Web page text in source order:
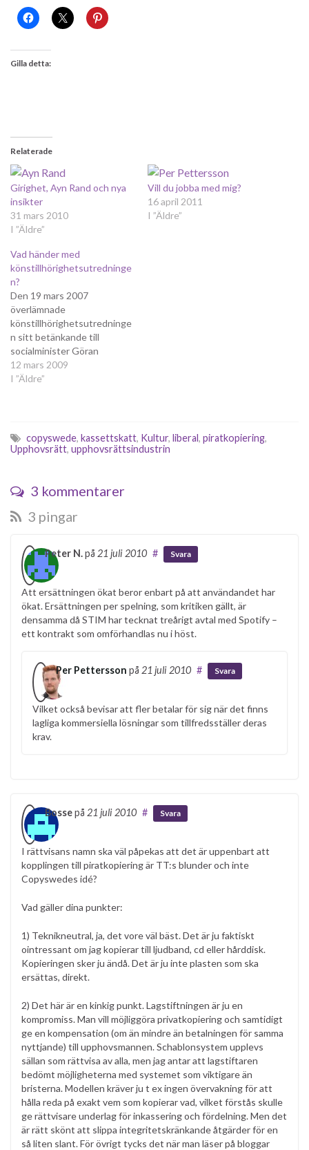
Gilla detta:
Relaterade
Girighet, Ayn Rand och nya
insikter
31 mars 2010
I ”Äldre”
Vill du jobba med mig?
16 april 2011
I ”Äldre”
Vad händer med
könstillhörighetsutredninge
n?
Den 19 mars 2007
överlämnade
könstillhörighetsutredninge
n sitt betänkande till
socialminister Göran
Hägglund. Utredningen
föreslog att lagen skulle
lämna sina åsikter om
utredningen. Remisstiden
12 mars 2009
I ”Äldre”
copyswede, kassettskatt, Kultur, liberal, piratkopiering,
Upphovsrätt, upphovsrättsindustrin
3 kommentarer
3 pingar
Peter N.på 21 juli 2010 # Svara
Att ersättningen ökat beror enbart på att användandet har
ökat. Ersättningen per spelning, som kritiken gällt, är
densamma då STIM har tecknat treårigt avtal med Spotify –
ett kontrakt som omförhandlas nu i höst.
Per Pettersson på 21 juli 2010 # Svara
Vilket också bevisar att fler betalar för sig när det finns
lagliga kommersiella lösningar som tillfredsställer deras
krav.
Bossepå 21 juli 2010 # Svara
I rättvisans namn ska väl påpekas att det är uppenbart att
kopplingen till piratkopiering är TT:s blunder och inte
Copyswedes idé?
Vad gäller dina punkter:
1) Teknikneutral, ja, det vore väl bäst. Det är ju faktiskt
ointressant om jag kopierar till ljudband, cd eller hårddisk.
Kopieringen sker ju ändå. Det är ju inte plasten som ska
ersättas, direkt.
2) Det här är en kinkig punkt. Lagstiftningen är ju en
kompromiss. Man vill möjliggöra privatkopiering och samtidigt
ge en kompensation (om än mindre än betalningen för samma
nyttjande) till upphovsmannen. Schablonsystem upplevs
sällan som rättvisa av alla, men jag antar att lagstiftaren
bedömt möjligheterna med systemet som viktigare än
bristerna. Modellen kräver ju t ex ingen övervakning för att
hålla reda på exakt vem som kopierar vad, vilket förstås skulle
ge rättvisare underlag för inkassering och fördelning. Men det
är rätt skönt att slippa integritetskränkande åtgärder för en
så liten slant. För övrigt tycks det när man läser på bloggar